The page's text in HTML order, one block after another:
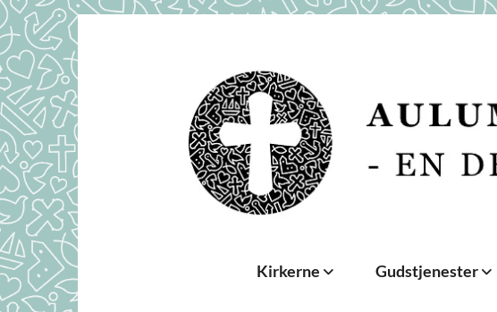
Kirkerne Gudstjenester